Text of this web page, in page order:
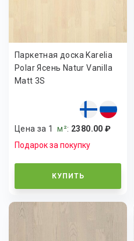
Паркетная доска Karelia
Polar Ясень Natur Vanilla
Matt 3S
Цена за 1м²: 2380.00 ₽
Подарок за покупку
КУПИТЬ